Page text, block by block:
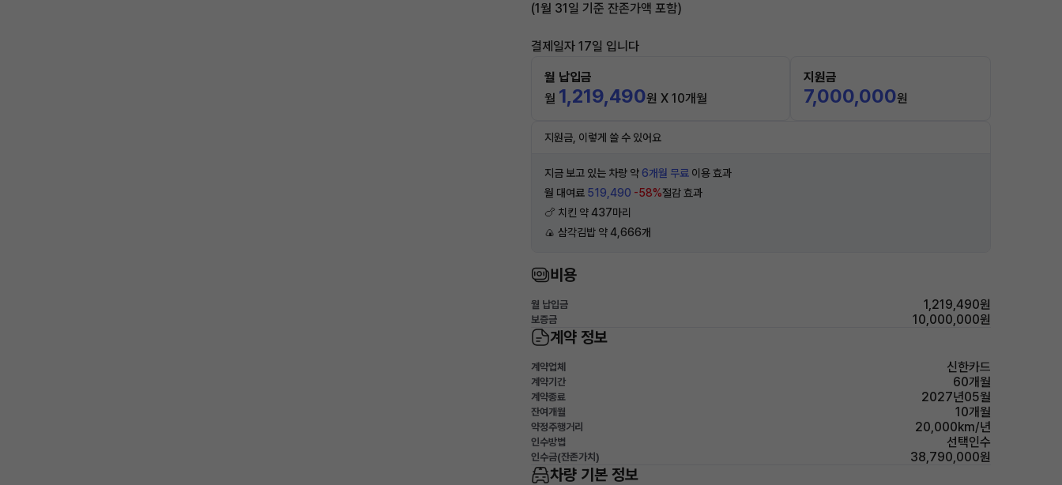
(1월 31일 기준 잔존가액 포함)
결제일자 17일 입니다
월 납입금
월 1,219,490원 X 10개월
지원금
7,000,000원
지원금, 이렇게 쓸 수 있어요
지금 보고 있는 차량 약 6개월 무료 이용 효과
월 대여료 519,490 -58%절감 효과
🍗 치킨 약 437마리
🍙 삼각김밥 약 4,666개
비용
월 납입금 1,219,490원
보증금 10,000,000원
계약 정보
계약업체 신한카드
계약기간 60개월
계약종료 2027년05월
잔여개월 10개월
약정주행거리 20,000km/년
인수방법 선택인수
인수금(잔존가치) 38,790,000원
차량 기본 정보